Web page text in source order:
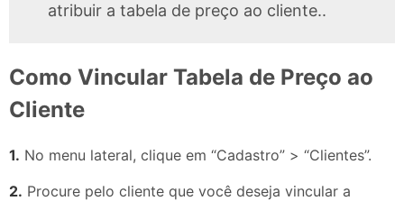
atribuir a tabela de preço ao cliente..
Como Vincular Tabela de Preço ao
Cliente
1. No menu lateral, clique em “Cadastro” > “Clientes”.
2. Procure pelo cliente que você deseja vincular a